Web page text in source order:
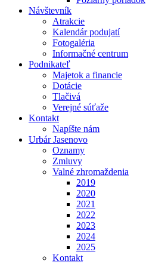
Návštevník
Atrakcie
Kalendár podujatí
Fotogaléria
Informačné centrum
Podnikateľ
Majetok a financie
Dotácie
Tlačivá
Verejné súťaže
Kontakt
Napíšte nám
Urbár Jasenovo
Oznamy
Zmluvy
Valné zhromaždenia
2019
2020
2021
2022
2023
2024
2025
Kontakt